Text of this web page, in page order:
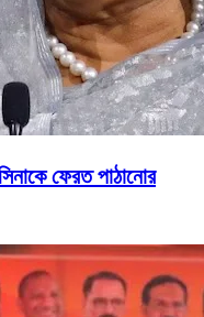
ফেরত পাঠানোর